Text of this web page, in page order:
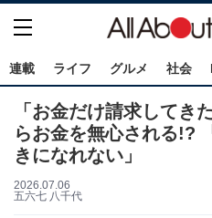
連載 ライフ グルメ 社会
「お金だけ請求してき
らお金を無心される!?
きになれない」
2026.07.06
五六七 八千代